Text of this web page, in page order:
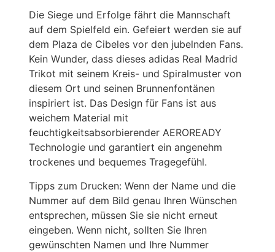
Die Siege und Erfolge fährt die Mannschaft
auf dem Spielfeld ein. Gefeiert werden sie auf
dem Plaza de Cibeles vor den jubelnden Fans.
Kein Wunder, dass dieses adidas Real Madrid
Trikot mit seinem Kreis- und Spiralmuster von
diesem Ort und seinen Brunnenfontänen
inspiriert ist. Das Design für Fans ist aus
weichem Material mit
feuchtigkeitsabsorbierender AEROREADY
Technologie und garantiert ein angenehm
trockenes und bequemes Tragegefühl.
Tipps zum Drucken: Wenn der Name und die
Nummer auf dem Bild genau Ihren Wünschen
entsprechen, müssen Sie sie nicht erneut
eingeben. Wenn nicht, sollten Sie Ihren
gewünschten Namen und Ihre Nummer